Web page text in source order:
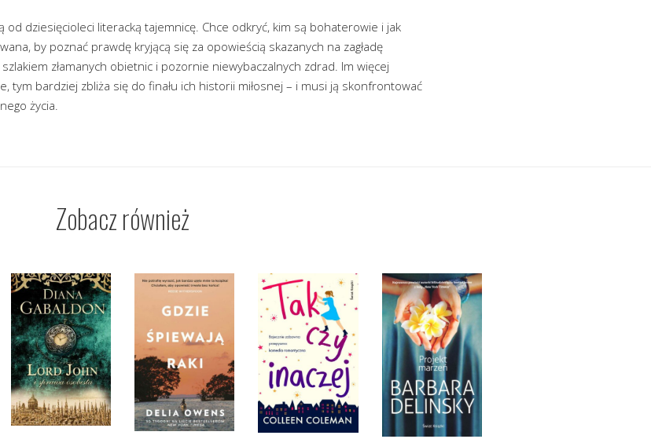
od dziesięcioleci literacką tajemnicę. Chce odkryć, kim są bohaterowie i jak
by poznać prawdę kryjącą się za opowieścią skazanych na zagładę
złamanych obietnic i pozornie niewybaczalnych zdrad. Im więcej
tym bardziej zbliża się do finału ich historii miłosnej – i musi ją skonfrontować
życia.
Zobacz również